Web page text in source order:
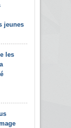
jeunes
les